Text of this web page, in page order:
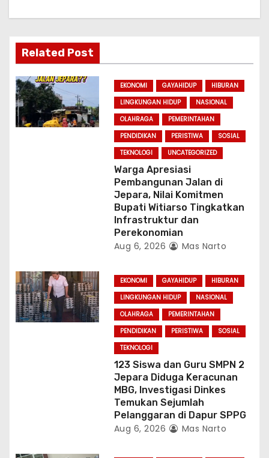
a
t
i
o
Related Post
EKONOMI GAYAHIDUP
HIBURAN
LINGKUNGAN HIDUP
NASIONAL
OLAHRAGA
PEMERINTAHAN
PENDIDIKAN
PERISTIWA
SOSIAL
TEKNOLOGI
UNCATEGORIZED
Warga Apresiasi
Pembangunan Jalan di
Jepara, Nilai Komitmen
Bupati Witiarso Tingkatkan
Infrastruktur dan
Perekonomian
Aug 6, 2026 Mas Narto
EKONOMI GAYAHIDUP
HIBURAN
LINGKUNGAN HIDUP
NASIONAL
OLAHRAGA
PEMERINTAHAN
PENDIDIKAN
PERISTIWA
SOSIAL
TEKNOLOGI
123 Siswa dan Guru SMPN 2
Jepara Diduga Keracunan
MBG, Investigasi Dinkes
Temukan Sejumlah
Pelanggaran di Dapur SPPG
Aug 6, 2026 Mas Narto